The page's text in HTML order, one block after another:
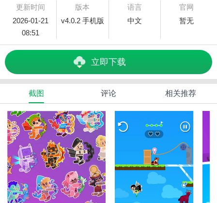
更新时间
2026-01-21
08:51
版本
v4.0.2 手机版
语言
中文
官网
暂无
立即下载
截图 评论 相关推荐